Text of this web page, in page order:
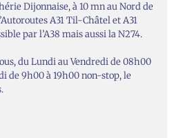
Dijonnaise, à 10 mn au Nord de
A31 Til-Châtel et A31
par l’A38 mais aussi la N274.
du Lundi au Vendredi de 08h00
de 9h00 à 19h00 non-stop, le